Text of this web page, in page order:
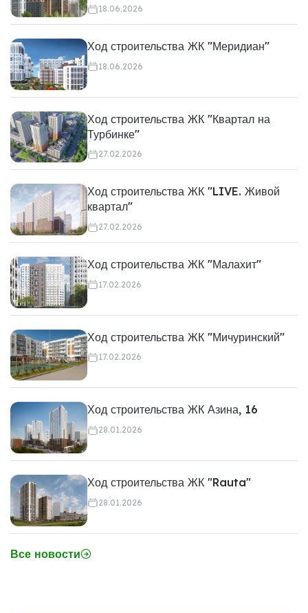
18.06.2026
Ход строительства ЖК "Меридиан"
18.06.2026
Ход строительства ЖК "Квартал на
Турбинке"
27.02.2026
Ход строительства ЖК "LIVE. Живой
квартал"
27.02.2026
Ход строительства ЖК "Малахит"
17.02.2026
Ход строительства ЖК "Мичуринский"
17.02.2026
Ход строительства ЖК Азина, 16
28.01.2026
Ход строительства ЖК "Rauta"
28.01.2026
Все новости